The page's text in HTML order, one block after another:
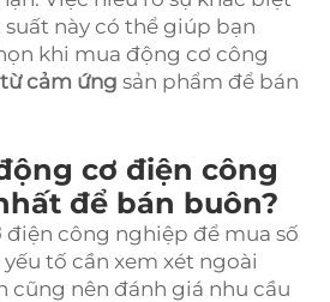
này có thể giúp bạn
khi mua động cơ công
cảm ứng sản phẩm để bán
cơ điện công
để bán buôn?
điện công nghiệp để mua số
tố cần xem xét ngoài
cũng nên đánh giá nhu cầu